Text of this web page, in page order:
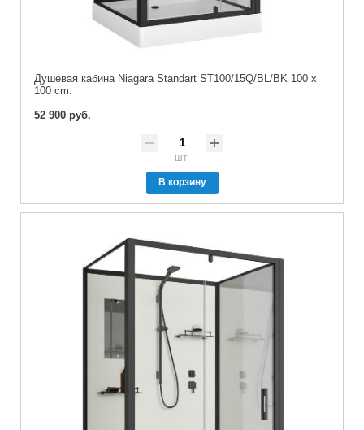
Душевая кабина Niagara Standart ST100/15Q/BL/BK 100 x
100 cm.
52 900 руб.
шт.
В корзину